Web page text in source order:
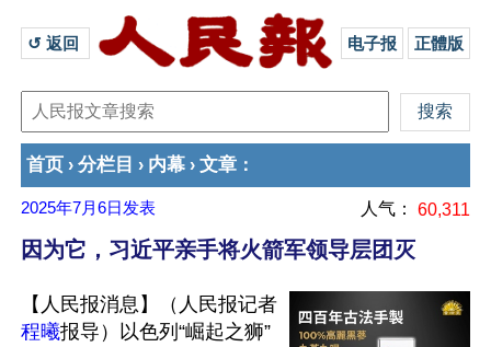
↺ 返回 电子报 正體版
首页 › 分栏目 › 内幕 › 文章 ：
2025年7月6日 发表 人气： 60,311
因为它，习近平亲手将火箭军领导层团灭
【人民报消息】（人民报记者
程曦报导）以色列“崛起之狮”